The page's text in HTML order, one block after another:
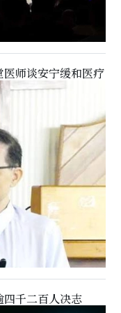
师谈安宁缓和医疗
千二百人决志